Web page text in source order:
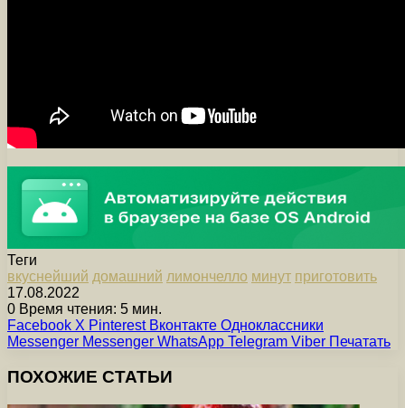
Теги
вкуснейший домашний лимончелло минут приготовить
17.08.2022
0 Время чтения: 5 мин.
Facebook X Pinterest Вконтакте Одноклассники
Messenger Messenger WhatsApp Telegram Viber Печатать
ПОХОЖИЕ СТАТЬИ